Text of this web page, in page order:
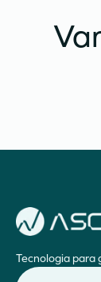
Tecnologia para